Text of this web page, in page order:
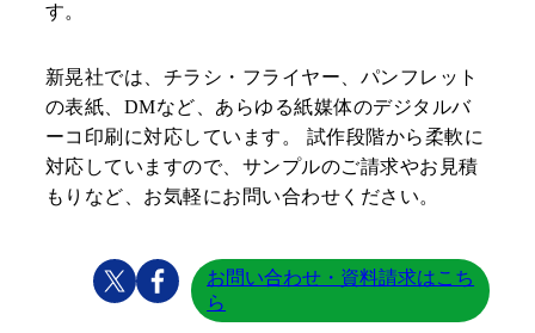
す。
新晃社では、チラシ・フライヤー、パンフレット
の表紙、DMなど、あらゆる紙媒体のデジタルバ
ーコ印刷に対応しています。 試作段階から柔軟に
対応していますので、サンプルのご請求やお見積
もりなど、お気軽にお問い合わせください。
お問い合わせ・資料請求はこち
ら